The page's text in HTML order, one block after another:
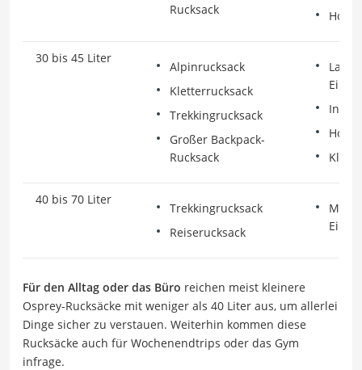
Rucksack
30 bis 45 Liter
Alpinrucksack
Kletterrucksack
Trekkingrucksack
Großer Backpack-
Rucksack
40 bis 70 Liter
Trekkingrucksack
Reiserucksack
Für den Alltag oder das Büro reichen meist kleinere
Osprey-Rucksäcke mit weniger als 40 Liter aus, um allerlei
Dinge sicher zu verstauen. Weiterhin kommen diese
Rucksäcke auch für Wochenendtrips oder das Gym
infrage.